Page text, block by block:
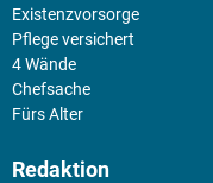
Existenz­vorsorge
Pflege versichert
4 Wände
Chefsache
Fürs Alter
Redaktion